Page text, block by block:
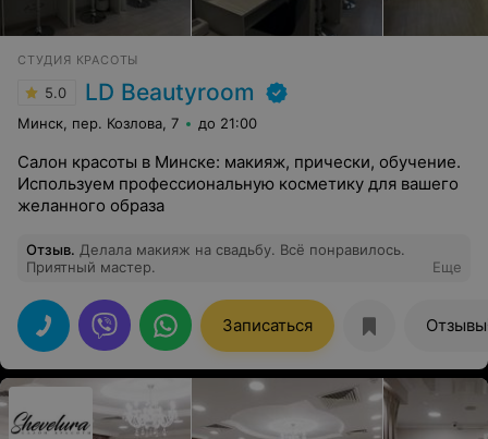
СТУДИЯ КРАСОТЫ
5.0 LD Beautyroom
Минск, пер. Козлова, 7 до 21:00
Салон красоты в Минске: макияж, прически, обучение.
Используем профессиональную косметику для вашего
желанного образа
Отзыв. Делала макияж на свадьбу. Всё понравилось.
Приятный мастер.
Еще
Записаться Отзывы